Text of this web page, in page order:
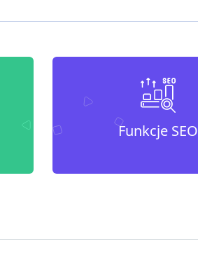
Funkcje SEO